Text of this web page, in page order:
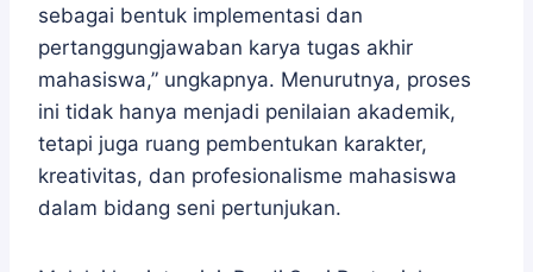
sebagai bentuk implementasi dan
pertanggungjawaban karya tugas akhir
mahasiswa,” ungkapnya. Menurutnya, proses
ini tidak hanya menjadi penilaian akademik,
tetapi juga ruang pembentukan karakter,
kreativitas, dan profesionalisme mahasiswa
dalam bidang seni pertunjukan.